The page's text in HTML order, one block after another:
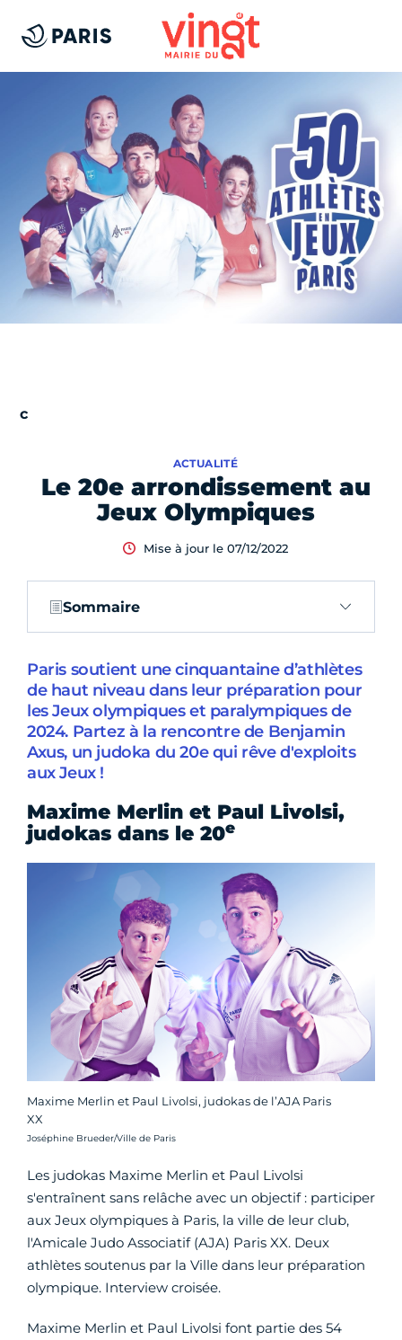
Le 20e arrondissement au
Jeux Olympiques
ACTUALITÉ
Mise à jour le 07/12/2022
Sommaire
Paris soutient une cinquantaine d’athlètes
de haut niveau dans leur préparation pour
les Jeux olympiques et paralympiques de
2024. Partez à la rencontre de Benjamin
Axus, un judoka du 20e qui rêve d'exploits
aux Jeux !
Maxime Merlin et Paul Livolsi,
judokas dans le 20e
Maxime Merlin et Paul Livolsi, judokas de l’AJA Paris
XX
Crédit photo :
Joséphine Brueder/Ville de Paris
Les judokas Maxime Merlin et Paul Livolsi
s'entraînent sans relâche avec un objectif : participer
aux Jeux olympiques à Paris, la ville de leur club,
l'Amicale Judo Associatif (AJA) Paris XX. Deux
athlètes soutenus par la Ville dans leur préparation
olympique. Interview croisée.
Maxime Merlin et Paul Livolsi font partie des 54